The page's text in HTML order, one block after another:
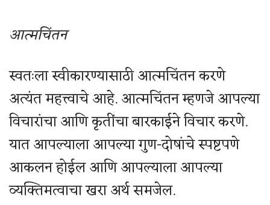
आत्मचिंतन
स्वतःला स्वीकारण्यासाठी आत्मचिंतन करणे
अत्यंत महत्त्वाचे आहे. आत्मचिंतन म्हणजे आपल्या
विचारांचा आणि कृतींचा बारकाईने विचार करणे.
यात आपल्याला आपल्या गुण-दोषांचे स्पष्टपणे
आकलन होईल आणि आपल्याला आपल्या
व्यक्तिमत्वाचा खरा अर्थ समजेल.